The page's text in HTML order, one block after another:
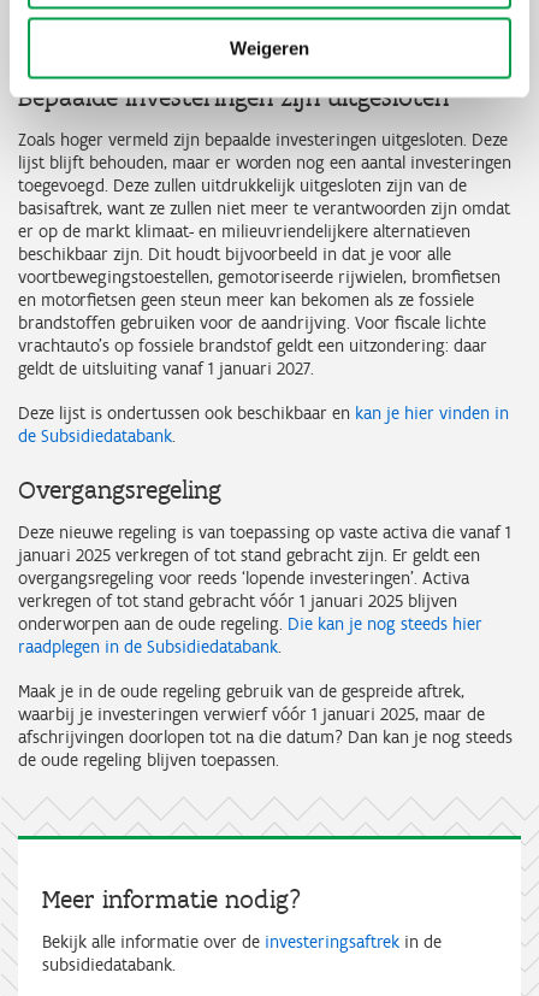
Weigeren
investeringsaftrekken voor octrooien en voor milieuvriendelijke
Bepaalde investeringen zijn uitgesloten
Zoals hoger vermeld zijn bepaalde investeringen uitgesloten. Deze
lijst blijft behouden, maar er worden nog een aantal investeringen
toegevoegd. Deze zullen uitdrukkelijk uitgesloten zijn van de
basisaftrek, want ze zullen niet meer te verantwoorden zijn omdat
er op de markt klimaat- en milieuvriendelijkere alternatieven
beschikbaar zijn. Dit houdt bijvoorbeeld in dat je voor alle
voortbewegingstoestellen, gemotoriseerde rijwielen, bromfietsen
en motorfietsen geen steun meer kan bekomen als ze fossiele
brandstoffen gebruiken voor de aandrijving. Voor fiscale lichte
vrachtauto’s op fossiele brandstof geldt een uitzondering: daar
geldt de uitsluiting vanaf 1 januari 2027.
Deze lijst is ondertussen ook beschikbaar en kan je hier vinden in
de Subsidiedatabank.
Overgangsregeling
Deze nieuwe regeling is van toepassing op vaste activa die vanaf 1
januari 2025 verkregen of tot stand gebracht zijn. Er geldt een
overgangsregeling voor reeds ‘lopende investeringen’. Activa
verkregen of tot stand gebracht vóór 1 januari 2025 blijven
onderworpen aan de oude regeling. Die kan je nog steeds hier
raadplegen in de Subsidiedatabank.
Maak je in de oude regeling gebruik van de gespreide aftrek,
waarbij je investeringen verwierf vóór 1 januari 2025, maar de
afschrijvingen doorlopen tot na die datum? Dan kan je nog steeds
de oude regeling blijven toepassen.
Meer informatie nodig?
Bekijk alle informatie over de investeringsaftrek in de
subsidiedatabank.